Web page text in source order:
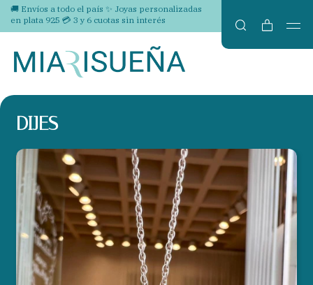
🚚 Envíos a todo el país ✨ Joyas personalizadas
en plata 925 💳 3 y 6 cuotas sin interés
DIJES